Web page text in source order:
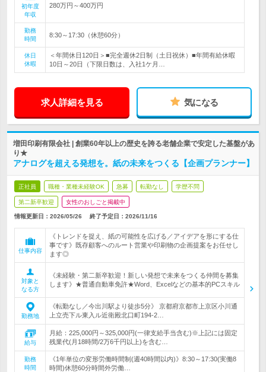
初年度
年収
280万円～400万円
勤務
時間
8:30～17:30（休憩60分）
休日
休暇
＜年間休日120日＞■完全週休2日制（土日祝休）■年間有給休暇
10日～20日（下限日数は、入社1ケ月…
求人詳細を見る 気になる
増田印刷有限会社 | 創業60年以上の歴史を誇る老舗企業で安定した基盤があ
り★
アナログを超える発想を。紙の未来をつくる【企画プランナー】
正社員 職種・業種未経験OK 急募 転勤なし 学歴不問
第二新卒歓迎 女性のおしごと掲載中
情報更新日：2026/05/26 終了予定日： 2026/11/16
仕事内容
《トレンドを捉え、紙の可能性を広げる／アイデアを形にする仕
事です》既存顧客へのルート営業や印刷物の企画提案をお任せし
ます◎
対象と
なる方
《未経験・第二新卒歓迎！新しい発想で未来をつくる仲間を募集
します》★普通自動車免許★Word、Excelなどの基本的PCスキル
勤務地
《転勤なし／今出川駅より徒歩5分》 京都府京都市上京区小川通
上立売下ル東入ル近衛殿北口町194-2…
給与
月給：225,000円～325,000円(一律支給手当含む)※上記には固定
残業代(月18時間/2万6千円以上)を含む…
勤務
時間
《1年単位の変形労働時間制(週40時間以内)》8:30～17:30(実働8
時間)休憩60分時間外労働…